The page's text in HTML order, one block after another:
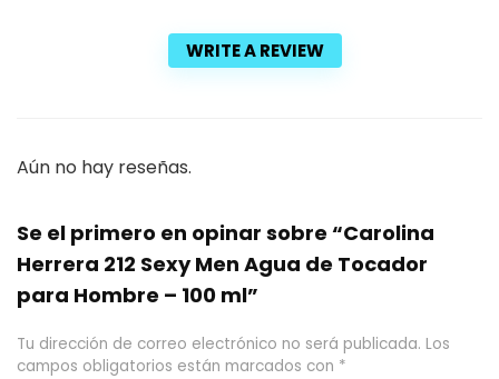
WRITE A REVIEW
Aún no hay reseñas.
Se el primero en opinar sobre “Carolina
Herrera 212 Sexy Men Agua de Tocador
para Hombre – 100 ml”
Tu dirección de correo electrónico no será publicada. Los
campos obligatorios están marcados con *